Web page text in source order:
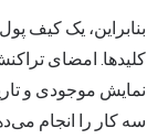
بنابراین، یک کیف
کلیدها. امضای
نمایش موجودی و
سه کار را انجام